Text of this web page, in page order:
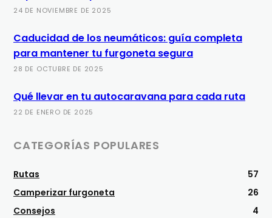
24 DE NOVIEMBRE DE 2025
Caducidad de los neumáticos: guía completa
para mantener tu furgoneta segura
28 DE OCTUBRE DE 2025
Qué llevar en tu autocaravana para cada ruta
22 DE ENERO DE 2025
CATEGORÍAS POPULARES
Rutas
57
Camperizar furgoneta
26
Consejos
4